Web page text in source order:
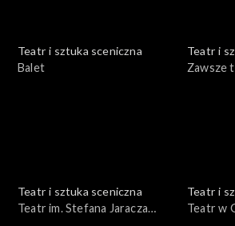
Teatr i sztuka sceniczna
Balet
Teatr i
Zawsze
Teatr i sztuka sceniczna
Teatr im. Stefana Jaracza
Teatr i
Teatr w